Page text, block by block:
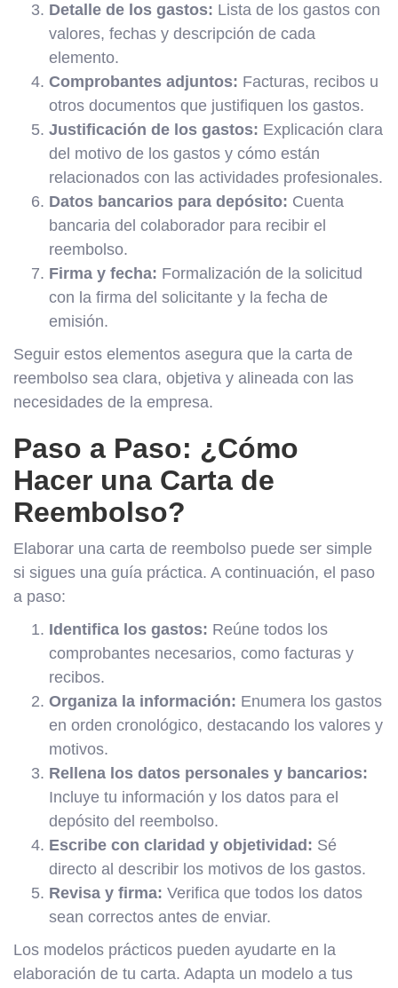
Detalle de los gastos: Lista de los gastos con
valores, fechas y descripción de cada
elemento.
Comprobantes adjuntos: Facturas, recibos u
otros documentos que justifiquen los gastos.
Justificación de los gastos: Explicación clara
del motivo de los gastos y cómo están
relacionados con las actividades profesionales.
Datos bancarios para depósito: Cuenta
bancaria del colaborador para recibir el
reembolso.
Firma y fecha: Formalización de la solicitud
con la firma del solicitante y la fecha de
emisión.
Seguir estos elementos asegura que la carta de
reembolso sea clara, objetiva y alineada con las
necesidades de la empresa.
Paso a Paso: ¿Cómo
Hacer una Carta de
Reembolso?
Elaborar una carta de reembolso puede ser simple
si sigues una guía práctica. A continuación, el paso
a paso:
Identifica los gastos: Reúne todos los
comprobantes necesarios, como facturas y
recibos.
Organiza la información: Enumera los gastos
en orden cronológico, destacando los valores y
motivos.
Rellena los datos personales y bancarios:
Incluye tu información y los datos para el
depósito del reembolso.
Escribe con claridad y objetividad: Sé
directo al describir los motivos de los gastos.
Revisa y firma: Verifica que todos los datos
sean correctos antes de enviar.
Los modelos prácticos pueden ayudarte en la
elaboración de tu carta. Adapta un modelo a tus